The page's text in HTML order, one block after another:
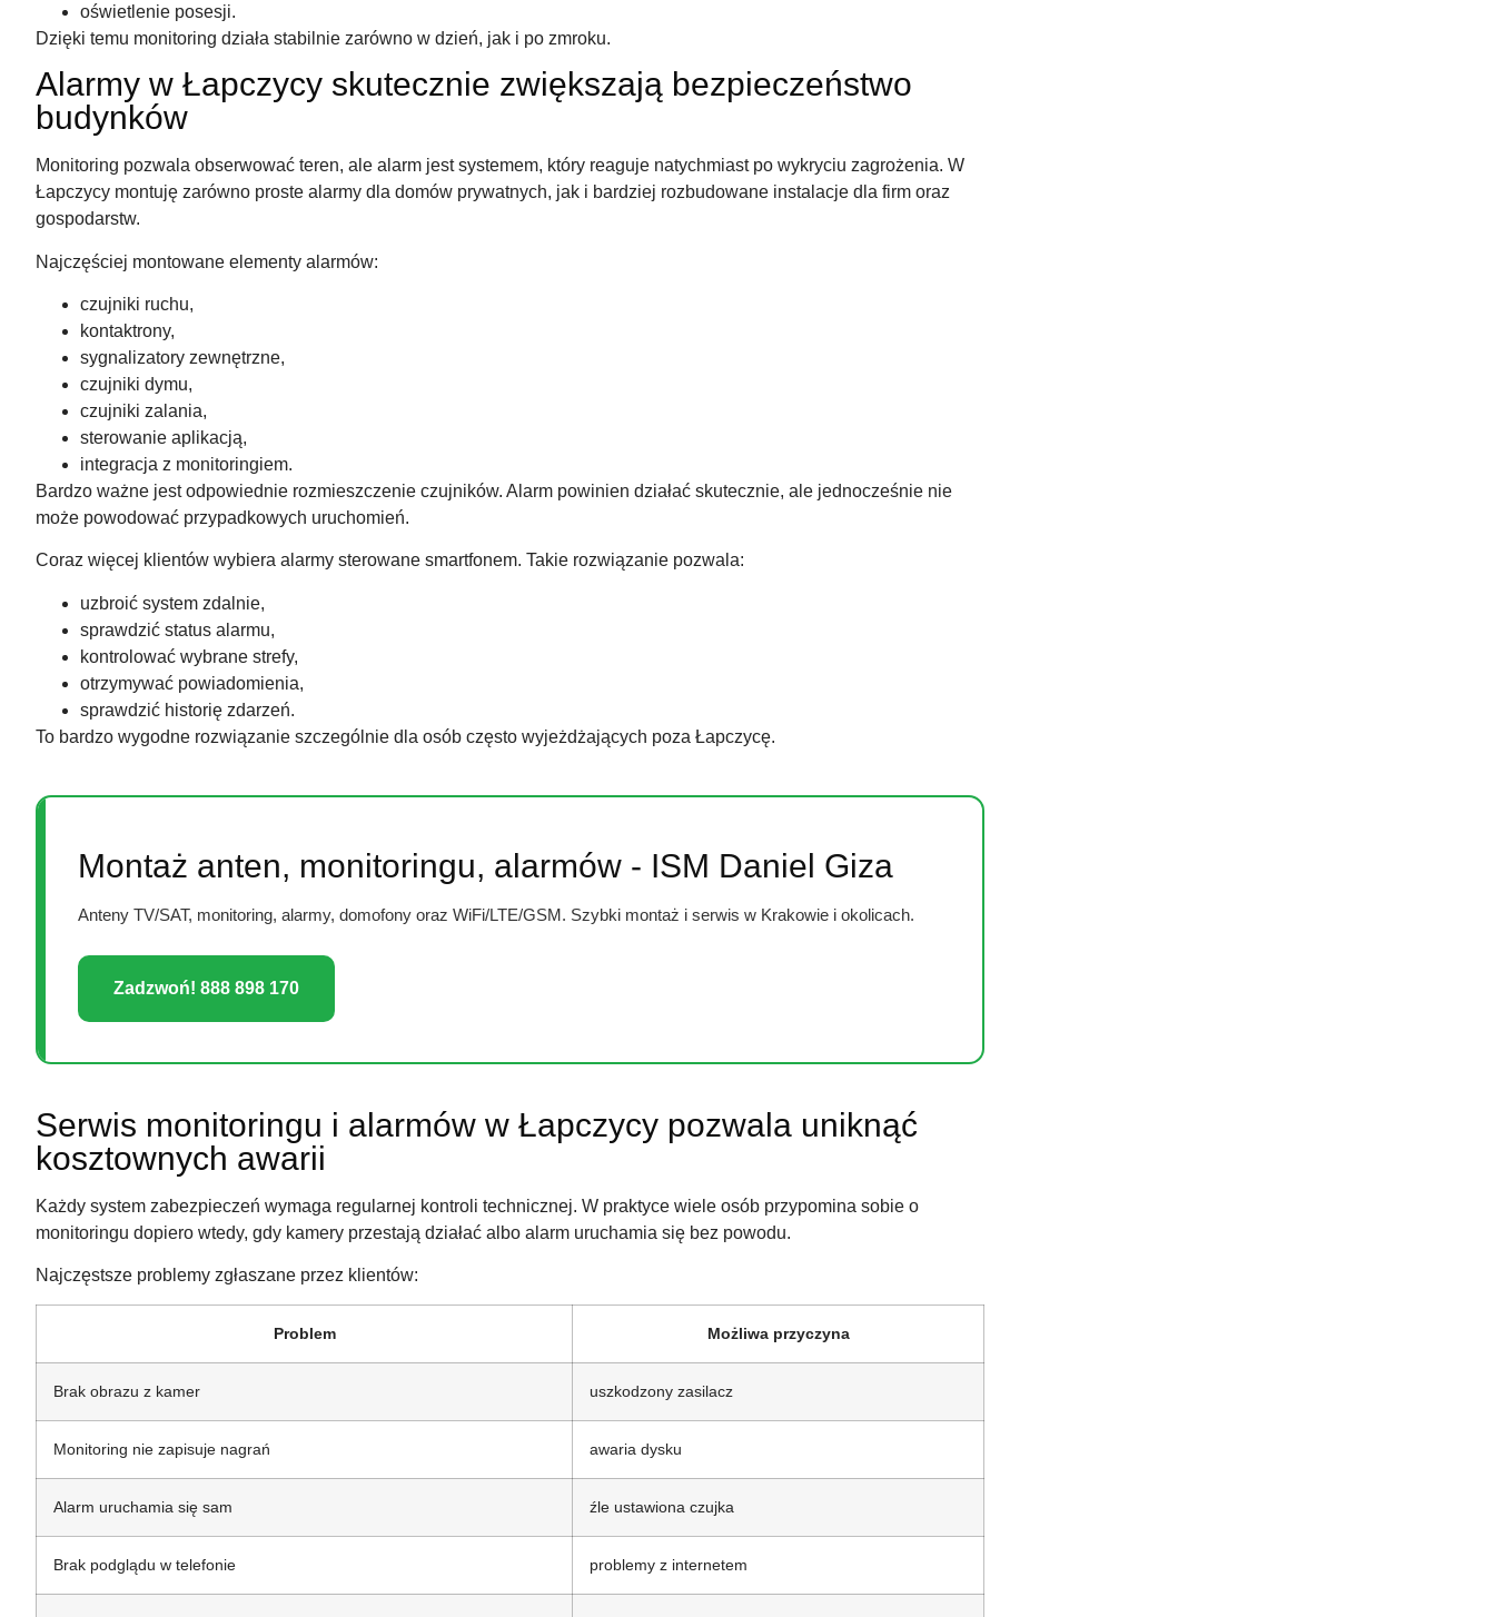
oświetlenie posesji.
Dzięki temu monitoring działa stabilnie zarówno w dzień, jak i po zmroku.
Alarmy w Łapczycy skutecznie zwiększają bezpieczeństwo
budynków
Monitoring pozwala obserwować teren, ale alarm jest systemem, który reaguje natychmiast po wykryciu zagrożenia. W
Łapczycy montuję zarówno proste alarmy dla domów prywatnych, jak i bardziej rozbudowane instalacje dla firm oraz
gospodarstw.
Najczęściej montowane elementy alarmów:
czujniki ruchu,
kontaktrony,
sygnalizatory zewnętrzne,
czujniki dymu,
czujniki zalania,
sterowanie aplikacją,
integracja z monitoringiem.
Bardzo ważne jest odpowiednie rozmieszczenie czujników. Alarm powinien działać skutecznie, ale jednocześnie nie
może powodować przypadkowych uruchomień.
Coraz więcej klientów wybiera alarmy sterowane smartfonem. Takie rozwiązanie pozwala:
uzbroić system zdalnie,
sprawdzić status alarmu,
kontrolować wybrane strefy,
otrzymywać powiadomienia,
sprawdzić historię zdarzeń.
To bardzo wygodne rozwiązanie szczególnie dla osób często wyjeżdżających poza Łapczycę.
Montaż anten, monitoringu, alarmów - ISM Daniel Giza
Anteny TV/SAT, monitoring, alarmy, domofony oraz WiFi/LTE/GSM. Szybki montaż i serwis w Krakowie i okolicach.
Zadzwoń! 888 898 170
Serwis monitoringu i alarmów w Łapczycy pozwala uniknąć
kosztownych awarii
Każdy system zabezpieczeń wymaga regularnej kontroli technicznej. W praktyce wiele osób przypomina sobie o
monitoringu dopiero wtedy, gdy kamery przestają działać albo alarm uruchamia się bez powodu.
Najczęstsze problemy zgłaszane przez klientów:
Problem Możliwa przyczyna
Brak obrazu z kamer uszkodzony zasilacz
Monitoring nie zapisuje nagrań awaria dysku
Alarm uruchamia się sam źle ustawiona czujka
Brak podglądu w telefonie problemy z internetem